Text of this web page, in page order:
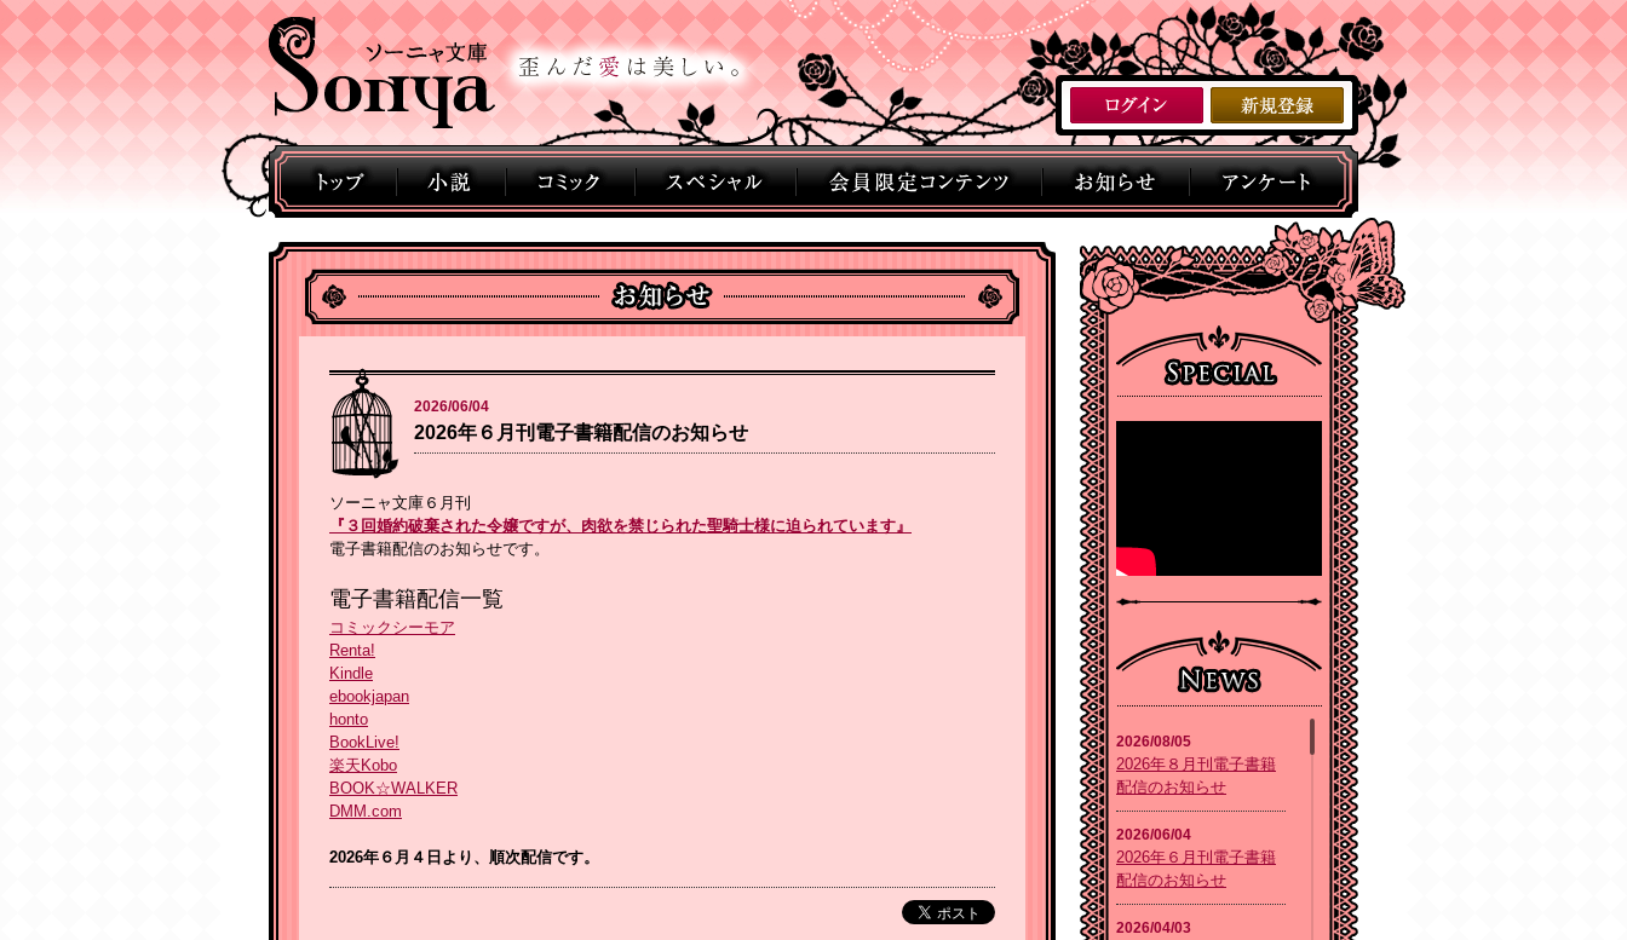
2026/06/04
2026年６月刊電子書籍配信のお知らせ
ソーニャ文庫６月刊
『３回婚約破棄された令嬢ですが、肉欲を禁じられた聖騎士様に迫られています』
電子書籍配信のお知らせです。
電子書籍配信一覧
コミックシーモア
Renta!
Kindle
ebookjapan
honto
BookLive!
楽天Kobo
BOOK☆WALKER
DMM.com
2026年６月４日より、順次配信です。
2026/08/05
2026年８月刊電子書籍
配信のお知らせ
2026/06/04
2026年６月刊電子書籍
配信のお知らせ
2026/04/03